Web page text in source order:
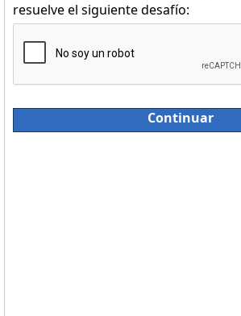
resuelve el siguiente desafío:
Continuar